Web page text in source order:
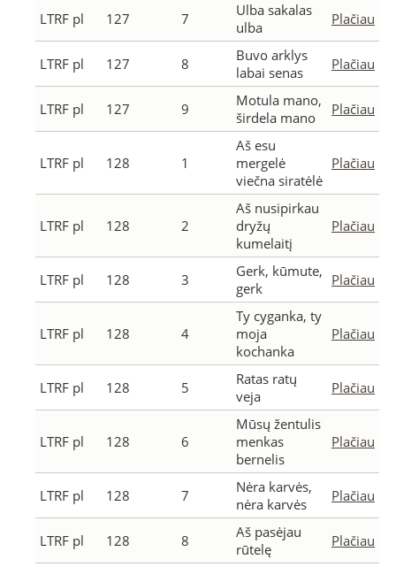
LTRF pl 127 7
Ulba sakalas
ulba
Plačiau
LTRF pl 127 8
Buvo arklys
labai senas
Plačiau
LTRF pl 127 9
Motula mano,
širdela mano
Plačiau
LTRF pl 128 1
Aš esu
mergelė
viečna siratėlė
Plačiau
LTRF pl 128 2
Aš nusipirkau
dryžų
kumelaitį
Plačiau
LTRF pl 128 3
Gerk, kūmute,
gerk
Plačiau
LTRF pl 128 4
Ty cyganka, ty
moja
kochanka
Plačiau
LTRF pl 128 5
Ratas ratų
veja
Plačiau
LTRF pl 128 6
Mūsų žentulis
menkas
bernelis
Plačiau
LTRF pl 128 7
Nėra karvės,
nėra karvės
Plačiau
LTRF pl 128 8
Aš pasėjau
rūtelę
Plačiau